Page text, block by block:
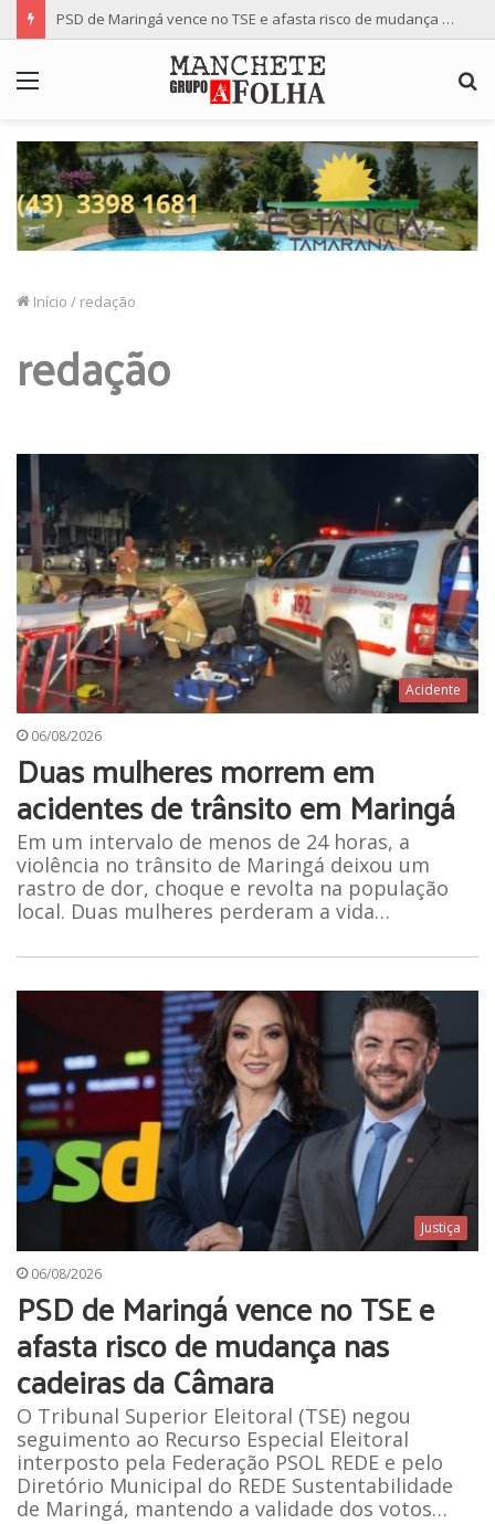
PSD de Maringá vence no TSE e afasta risco de mudança nas cadeiras da Câmara
Início / redação
redação
Acidente
06/08/2026
Duas mulheres morrem em
acidentes de trânsito em Maringá
Em um intervalo de menos de 24 horas, a
violência no trânsito de Maringá deixou um
rastro de dor, choque e revolta na população
local. Duas mulheres perderam a vida…
Justiça
06/08/2026
PSD de Maringá vence no TSE e
afasta risco de mudança nas
cadeiras da Câmara
O Tribunal Superior Eleitoral (TSE) negou
seguimento ao Recurso Especial Eleitoral
interposto pela Federação PSOL REDE e pelo
Diretório Municipal do REDE Sustentabilidade
de Maringá, mantendo a validade dos votos…